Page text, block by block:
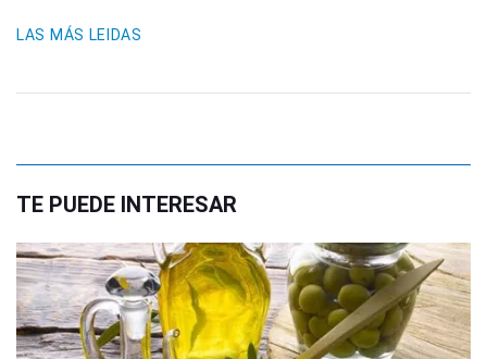
LAS MÁS LEIDAS
TE PUEDE INTERESAR